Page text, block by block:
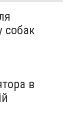
собак
в